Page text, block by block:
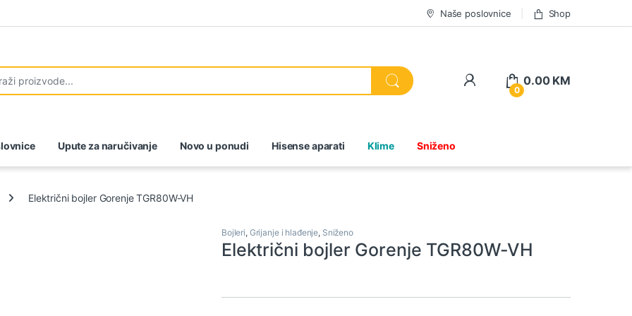
Naše poslovnice Shop
0
0.00 KM
Upute za naručivanje Novo u ponudi Hisense aparati Klime Sniženo
Električni bojler Gorenje TGR80W-VH
Bojleri, Grijanje i hlađenje, Sniženo
Električni bojler Gorenje TGR80W-VH